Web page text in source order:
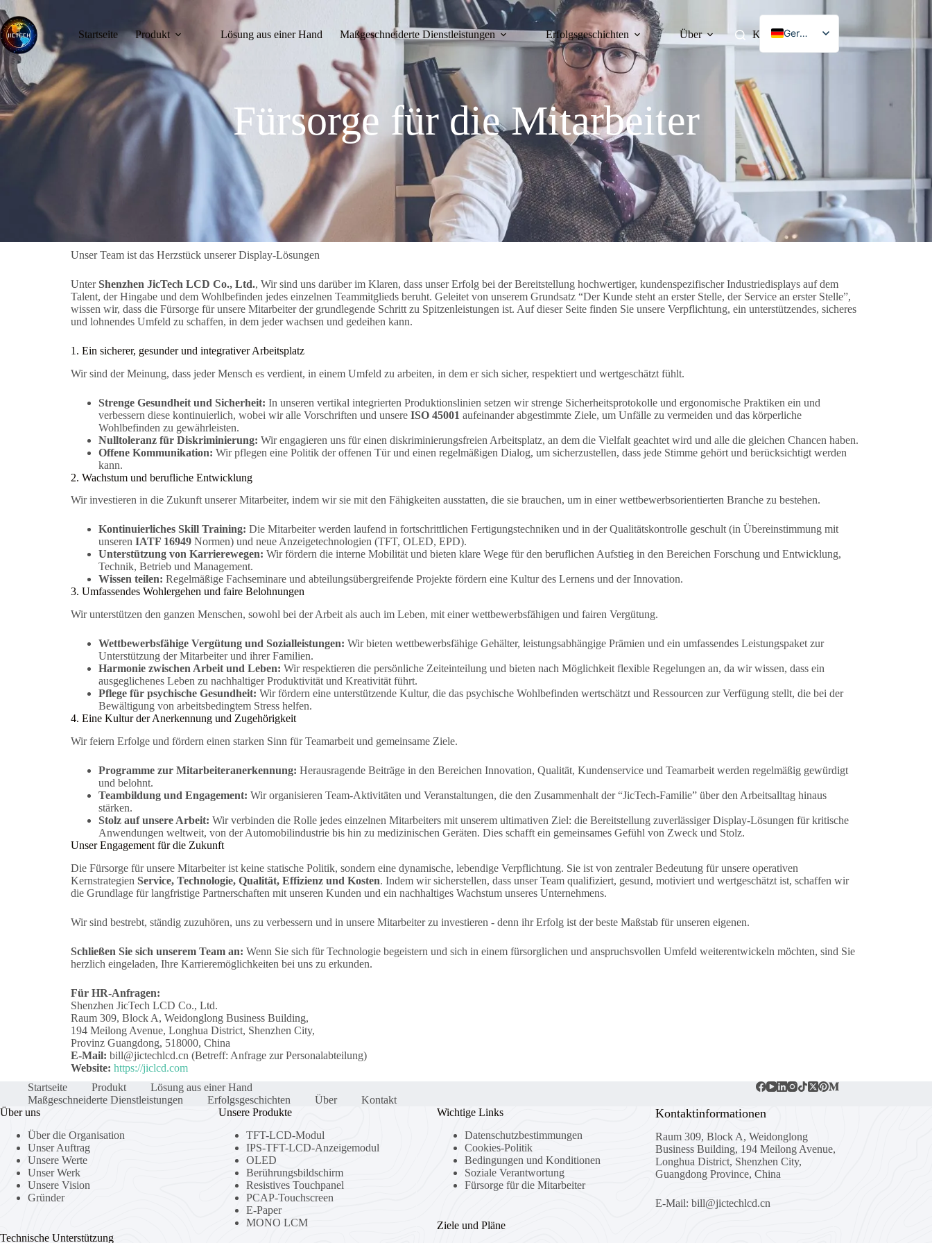
Startseite Produkt Lösung aus einer Hand Maßgeschneiderte Dienstleistungen Erfolgsgeschichten Über Kontakt
German
English
Korean
Spanish
Chinese
Fürsorge für die Mitarbeiter
Unser Team ist das Herzstück unserer Display-Lösungen
UnterShenzhen JicTech LCD Co., Ltd., Wir sind uns darüber im Klaren, dass unser Erfolg bei der Bereitstellung hochwertiger, kundenspezifischer Industriedisplays auf dem
Talent, der Hingabe und dem Wohlbefinden jedes einzelnen Teammitglieds beruht. Geleitet von unserem Grundsatz “Der Kunde steht an erster Stelle, der Service an erster Stelle”,
wissen wir, dass die Fürsorge für unsere Mitarbeiter der grundlegende Schritt zu Spitzenleistungen ist. Auf dieser Seite finden Sie unsere Verpflichtung, ein unterstützendes, sicheres
und lohnendes Umfeld zu schaffen, in dem jeder wachsen und gedeihen kann.
1. Ein sicherer, gesunder und integrativer Arbeitsplatz
Wir sind der Meinung, dass jeder Mensch es verdient, in einem Umfeld zu arbeiten, in dem er sich sicher, respektiert und wertgeschätzt fühlt.
Strenge Gesundheit und Sicherheit: In unseren vertikal integrierten Produktionslinien setzen wir strenge Sicherheitsprotokolle und ergonomische Praktiken ein und
verbessern diese kontinuierlich, wobei wir alle Vorschriften und unsere ISO 45001 aufeinander abgestimmte Ziele, um Unfälle zu vermeiden und das körperliche
Wohlbefinden zu gewährleisten.
Nulltoleranz für Diskriminierung: Wir engagieren uns für einen diskriminierungsfreien Arbeitsplatz, an dem die Vielfalt geachtet wird und alle die gleichen Chancen haben.
Offene Kommunikation: Wir pflegen eine Politik der offenen Tür und einen regelmäßigen Dialog, um sicherzustellen, dass jede Stimme gehört und berücksichtigt werden
kann.
2. Wachstum und berufliche Entwicklung
Wir investieren in die Zukunft unserer Mitarbeiter, indem wir sie mit den Fähigkeiten ausstatten, die sie brauchen, um in einer wettbewerbsorientierten Branche zu bestehen.
Kontinuierliches Skill Training: Die Mitarbeiter werden laufend in fortschrittlichen Fertigungstechniken und in der Qualitätskontrolle geschult (in Übereinstimmung mit
unseren IATF 16949 Normen) und neue Anzeigetechnologien (TFT, OLED, EPD).
Unterstützung von Karrierewegen: Wir fördern die interne Mobilität und bieten klare Wege für den beruflichen Aufstieg in den Bereichen Forschung und Entwicklung,
Technik, Betrieb und Management.
Wissen teilen: Regelmäßige Fachseminare und abteilungsübergreifende Projekte fördern eine Kultur des Lernens und der Innovation.
3. Umfassendes Wohlergehen und faire Belohnungen
Wir unterstützen den ganzen Menschen, sowohl bei der Arbeit als auch im Leben, mit einer wettbewerbsfähigen und fairen Vergütung.
Wettbewerbsfähige Vergütung und Sozialleistungen: Wir bieten wettbewerbsfähige Gehälter, leistungsabhängige Prämien und ein umfassendes Leistungspaket zur
Unterstützung der Mitarbeiter und ihrer Familien.
Harmonie zwischen Arbeit und Leben: Wir respektieren die persönliche Zeiteinteilung und bieten nach Möglichkeit flexible Regelungen an, da wir wissen, dass ein
ausgeglichenes Leben zu nachhaltiger Produktivität und Kreativität führt.
Pflege für psychische Gesundheit: Wir fördern eine unterstützende Kultur, die das psychische Wohlbefinden wertschätzt und Ressourcen zur Verfügung stellt, die bei der
Bewältigung von arbeitsbedingtem Stress helfen.
4. Eine Kultur der Anerkennung und Zugehörigkeit
Wir feiern Erfolge und fördern einen starken Sinn für Teamarbeit und gemeinsame Ziele.
Programme zur Mitarbeiteranerkennung: Herausragende Beiträge in den Bereichen Innovation, Qualität, Kundenservice und Teamarbeit werden regelmäßig gewürdigt
und belohnt.
Teambildung und Engagement: Wir organisieren Team-Aktivitäten und Veranstaltungen, die den Zusammenhalt der “JicTech-Familie” über den Arbeitsalltag hinaus
stärken.
Stolz auf unsere Arbeit: Wir verbinden die Rolle jedes einzelnen Mitarbeiters mit unserem ultimativen Ziel: die Bereitstellung zuverlässiger Display-Lösungen für kritische
Anwendungen weltweit, von der Automobilindustrie bis hin zu medizinischen Geräten. Dies schafft ein gemeinsames Gefühl von Zweck und Stolz.
Unser Engagement für die Zukunft
Die Fürsorge für unsere Mitarbeiter ist keine statische Politik, sondern eine dynamische, lebendige Verpflichtung. Sie ist von zentraler Bedeutung für unsere operativen
Kernstrategien Service, Technologie, Qualität, Effizienz und Kosten. Indem wir sicherstellen, dass unser Team qualifiziert, gesund, motiviert und wertgeschätzt ist, schaffen wir
die Grundlage für langfristige Partnerschaften mit unseren Kunden und ein nachhaltiges Wachstum unseres Unternehmens.
Wir sind bestrebt, ständig zuzuhören, uns zu verbessern und in unsere Mitarbeiter zu investieren - denn ihr Erfolg ist der beste Maßstab für unseren eigenen.
Schließen Sie sich unserem Team an: Wenn Sie sich für Technologie begeistern und sich in einem fürsorglichen und anspruchsvollen Umfeld weiterentwickeln möchten, sind Sie
herzlich eingeladen, Ihre Karrieremöglichkeiten bei uns zu erkunden.
Für HR-Anfragen:
Shenzhen JicTech LCD Co., Ltd.
Raum 309, Block A, Weidonglong Business Building,
194 Meilong Avenue, Longhua District, Shenzhen City,
Provinz Guangdong, 518000, China
E-Mail: bill@jictechlcd.cn (Betreff: Anfrage zur Personalabteilung)
Website: https://jiclcd.com
Startseite
Produkt
Lösung aus einer Hand
Maßgeschneiderte Dienstleistungen
Erfolgsgeschichten Über
Kontakt
Über uns
Über die Organisation
Unser Auftrag
Unsere Werte
Unser Werk
Unsere Vision
Gründer
Technische Unterstützung
Unsere Produkte
TFT-LCD-Modul
IPS-TFT-LCD-Anzeigemodul
OLED
Berührungsbildschirm
Resistives Touchpanel
PCAP-Touchscreen
E-Paper
MONO LCM
Wichtige Links
Datenschutzbestimmungen
Cookies-Politik
Bedingungen und Konditionen
Soziale Verantwortung
Fürsorge für die Mitarbeiter
Ziele und Pläne
Kontaktinformationen
Raum 309, Block A, Weidonglong
Business Building, 194 Meilong Avenue,
Longhua District, Shenzhen City,
Guangdong Province, China
E-Mail: bill@jictechlcd.cn